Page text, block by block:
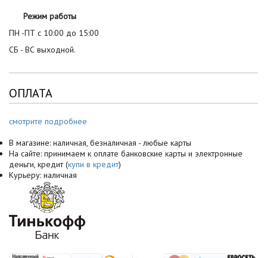
Режим работы
ПН -ПТ с 10:00 до 15:00
СБ - ВС выходной.
ОПЛАТА
смотрите подробнее
В магазине: наличная, безналичная - любые карты
На сайте: принимаем к оплате банковские карты и электронные
деньги, кредит (купи в кредит)
Курьеру: наличная